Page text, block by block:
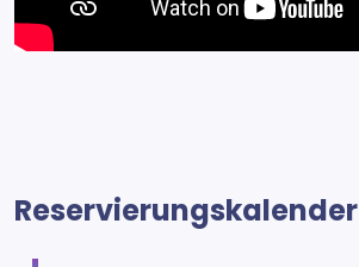
Reservierungskalender